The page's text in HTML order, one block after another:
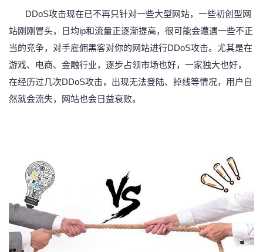
DDoS攻击现在已不再只针对一些大型网站，一些初创型网
站刚刚冒头，日均ip和流量正逐渐提高，很可能会遭遇一些不正
当的竞争，对手雇佣黑客对你的网站进行DDoS攻击。尤其是在
游戏、电商、金融行业，逐步占领市场也好，一家独大也好，
在经历过几次DDoS攻击，出现无法登陆、掉线等情况，用户自
然就会流失，网站也会日益衰败。